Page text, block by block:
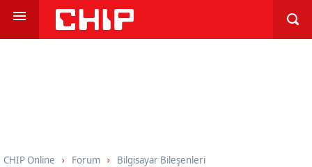
CHIP Online Forum
Bilgisayar Bileşenleri